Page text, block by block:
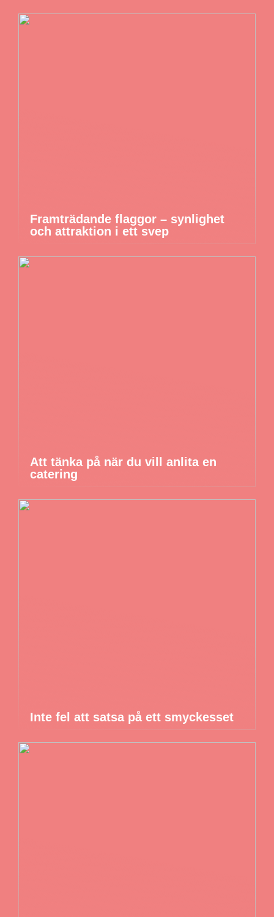
Framträdande flaggor – synlighet
och attraktion i ett svep
Att tänka på när du vill anlita en
catering
Inte fel att satsa på ett smyckesset